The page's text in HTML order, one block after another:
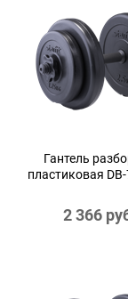
Гантель
пластиковая
2 366